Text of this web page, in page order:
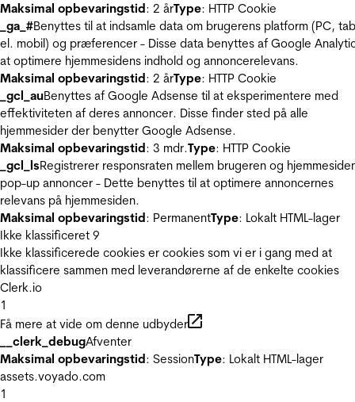
Maksimal opbevaringstid: 2 årType: HTTP Cookie
_ga_#Benyttes til at indsamle data om brugerens platform (PC,
el. mobil) og præferencer - Disse data benyttes af Google
at optimere hjemmesidens indhold og annoncerelevans.
Maksimal opbevaringstid: 2 årType: HTTP Cookie
_gcl_auBenyttes af Google Adsense til at eksperimentere med
effektiviteten af deres annoncer. Disse finder sted på alle
hjemmesider der benytter Google Adsense.
Maksimal opbevaringstid: 3 mdr.Type: HTTP Cookie
_gcl_lsRegistrerer responsraten mellem brugeren og
pop-up annoncer - Dette benyttes til at optimere annoncernes
relevans på hjemmesiden.
Maksimal opbevaringstid: PermanentType: Lokalt HTML-lager
Ikke klassificeret 9
Ikke klassificerede cookies er cookies som vi er i gang med at
klassificere sammen med leverandørerne af de enkelte cookies
Clerk.io
1
Få mere at vide om denne udbyder
__clerk_debugAfventer
Maksimal opbevaringstid: SessionType: Lokalt HTML-lager
assets.voyado.com
1